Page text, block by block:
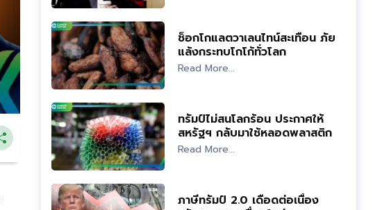
ช็อกโกแลตวาเลนไทน์สะเทือน ภัย
แล้งกระทบโกโก้ทั่วโลก
Read More...
ทรัมป์ไม่สนโลกร้อน ประกาศให้
สหรัฐฯ กลับมาใช้หลอดพลาสติก
Read More...
ภาษีทรัมป์ 2.0 เดือดต่อเนื่อง